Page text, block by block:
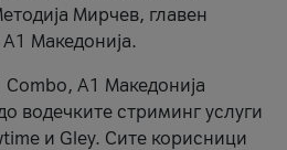
Мирчев, главен
Македонија.
А1 Македонија
водечките стриминг услуги
и Gley. Сите корисници